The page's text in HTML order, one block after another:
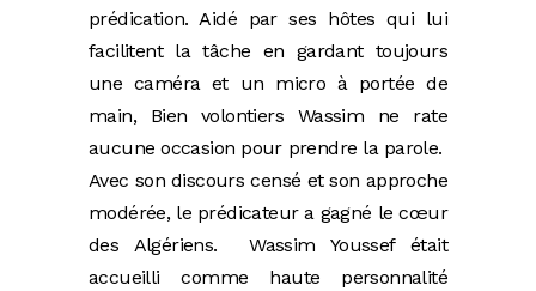
prédication. Aidé par ses hôtes qui lui
facilitent la tâche en gardant toujours
une caméra et un micro à portée de
main, Bien volontiers Wassim ne rate
aucune occasion pour prendre la parole.
Avec son discours censé et son approche
modérée, le prédicateur a gagné le cœur
des Algériens. Wassim Youssef était
accueilli comme haute personnalité